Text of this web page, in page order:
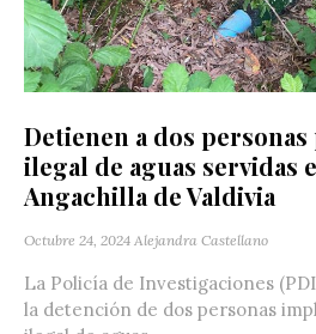
Detienen a dos
ilegal de aguas servidas
Angachilla de Valdivia
Octubre 24, 2024 Alejandra Castellano
La Policía de Investigaciones
la detención de dos personas